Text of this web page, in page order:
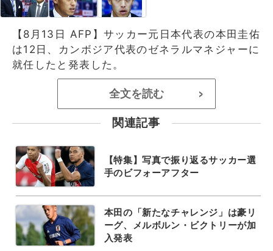
【8月13日 AFP】サッカー元日本代表の本田圭佑
は12日、カンボジア代表のゼネラルマネジャーに
就任したと発表した。
全文を読む >
関連記事
【特集】写真で振り返るサッカー選
手のビフォーアフター
本田の「新たなチャレンジ」は豪リ
ーグ、メルボルン・ビクトリーが加
入発表